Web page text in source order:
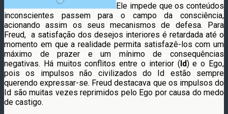
Ele impede que os conteúdos
inconscientes passem para o campo da consciência,
acionando assim os seus mecanismos de defesa. Para
Freud, a satisfação dos desejos interiores é retardada até o
momento em que a realidade permita satisfazê-los com um
máximo de prazer e um mínimo de consequências
negativas. Há muitos conflitos entre o interior (Id) e o Ego,
pois os impulsos não civilizados do Id estão sempre
querendo expressar-se. Freud destacava que os impulsos do
Id são muitas vezes reprimidos pelo Ego por causa do medo
de castigo.